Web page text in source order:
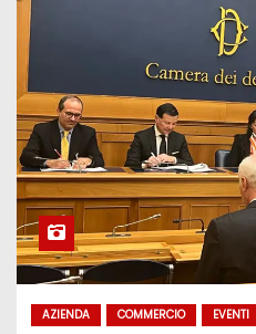
AZIENDA COMMERCIO EVENTI